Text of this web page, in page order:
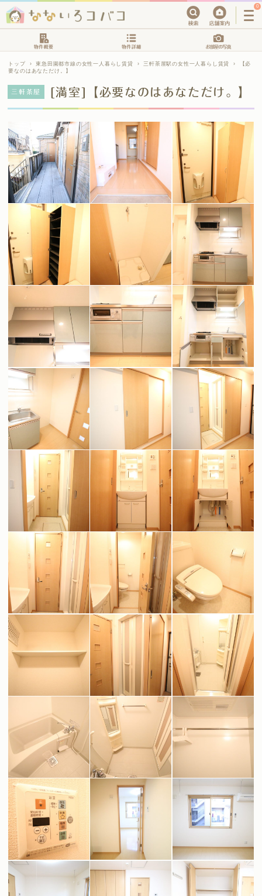
0
トップ › 東急田園都市線の女性一人暮らし賃貸 › 三軒茶屋駅の女性一人暮らし賃貸 ›
【必
要なのはあなただけ。】
三軒茶屋 [満室]【必要なのはあなただけ。】